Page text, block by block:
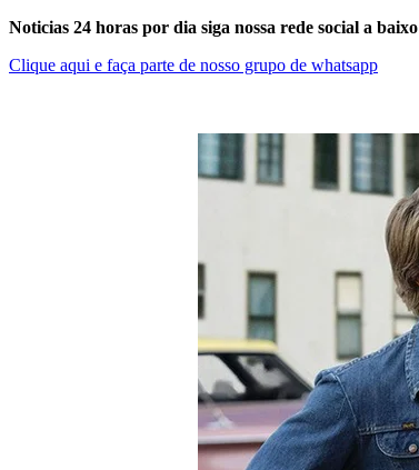
Noticias 24 horas por dia siga nossa rede social a baixo
Clique aqui e faça parte de nosso grupo de whatsapp